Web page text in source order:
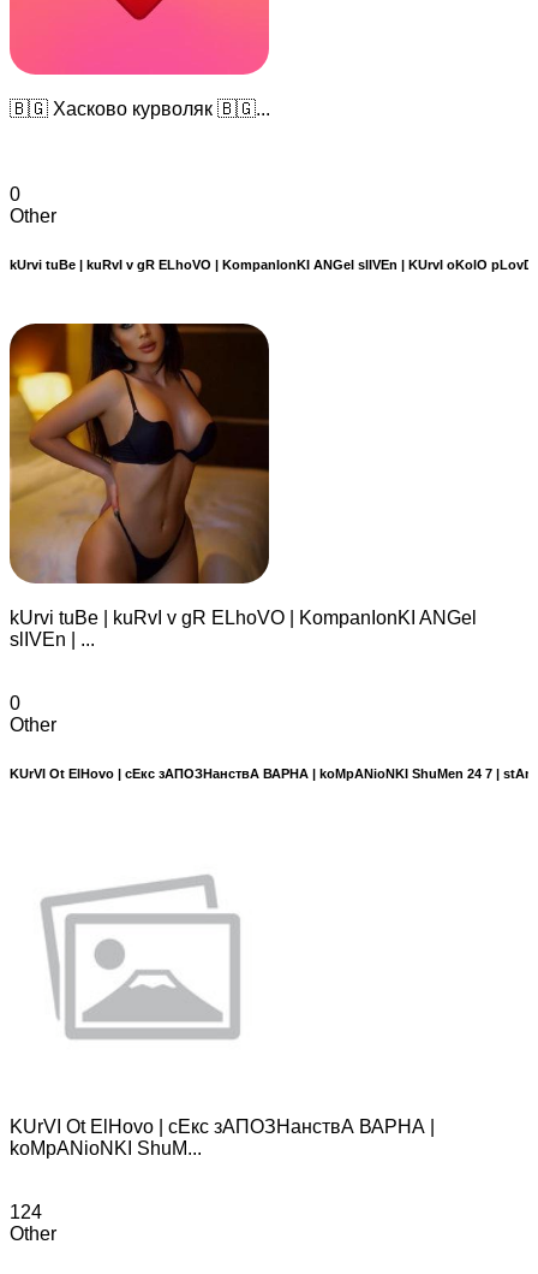
🇧🇬 Хасково курволяк 🇧🇬...
0
Other
kUrvi tuBe | kuRvI v gR ELhoVO | KompanIonKI ANGel slIVEn | KUrvI oKolO
kUrvi tuBe | kuRvI v gR ELhoVO | KompanIonKI ANGel
slIVEn | ...
0
Other
KUrVI Ot ElHovo | сЕкс зАПОЗНанствА ВАРНА | koMpANioNKI ShuMen 24 7 |
KUrVI Ot ElHovo | сЕкс зАПОЗНанствА ВАРНА |
koMpANioNKI ShuM...
124
Other